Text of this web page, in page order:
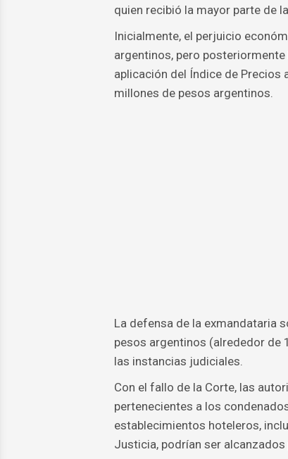
quien recibió la mayor parte de
Inicialmente, el perjuicio
argentinos, pero
aplicación del Índice de Precios
millones de pesos argentinos.
La defensa de la exmandataria
pesos argentinos (alrededor de
las instancias judiciales.
Con el fallo de la Corte, las
pertenecientes a los
establecimientos hoteleros,
Justicia, podrían ser